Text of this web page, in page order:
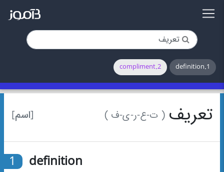
1.definition
2.compliment
[اسم] تعریف ( ت-ع-ر-ی-ف )
1 definition